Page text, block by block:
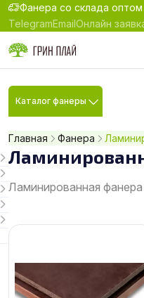
Фанера со склада
TelegramEmailОнлайн
Каталог фанеры
Главная Фанера
Ламинированная